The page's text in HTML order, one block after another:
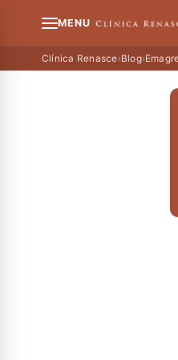
MENU
Clínica Renasce›Blog›